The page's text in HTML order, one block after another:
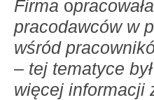
Firma o
pracodawców w
wśród
– tej tematyce
więcej informacji